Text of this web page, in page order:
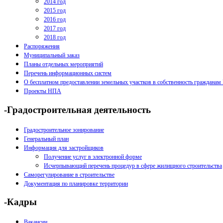
2014 год
2015 год
2016 год
2017 год
2018 год
Распоряжения
Муниципальный заказ
Планы отдельных мероприятий
Перечень информационных систем
О бесплатном предоставлении земельных участков в собственность
Проекты НПА
-Градостроительная деятельность
Градостроительное зонирование
Генеральный план
Информация для застройщиков
Получение услуг в электронной форме
Исчерпывающий перечень процедур в сфере жилищного строительства
Саморегулирование в строительстве
Документация по планировке территории
-Кадры